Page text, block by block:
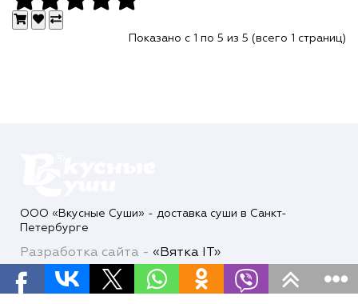
Показано с 1 по 5 из 5 (всего 1 страниц)
ООО «Вкусные Суши» - доставка суши в Санкт-
Петербурге
Разработка сайта - «Вятка IT»